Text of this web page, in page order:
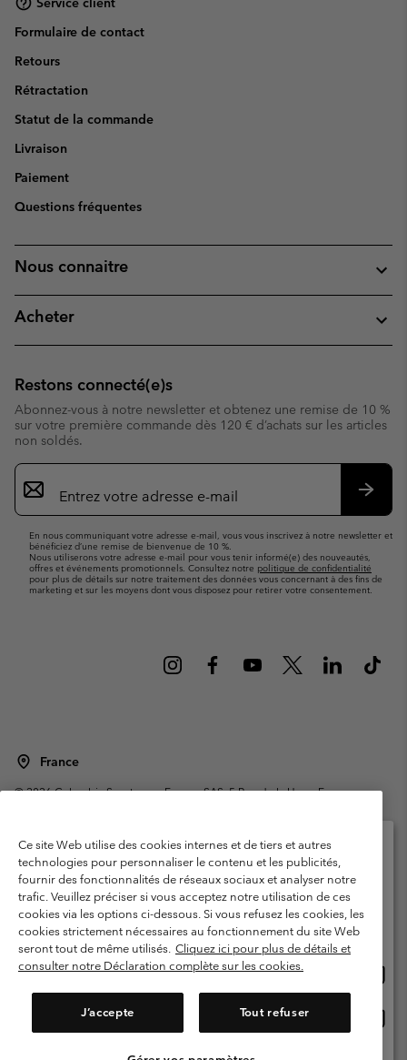
Formulaire de contact
Retours
Rétractation
Statut de la commande
Livraison
Paiement
Questions fréquentes
Nous connaitre
Acheter
Restons connecté(e)s
Abonnez-vous à notre newsletter et obtenez une remise de 10 %
sur votre première commande dès 120 € d’achats sur les articles
non soldés.
Inscription
par
e-
En nous communiquant votre adresse e-mail, vous vous inscrivez à notre newsletter et
bénéficiez d’une remise de bienvenue de 10 %.
Nous utiliserons votre adresse e-mail pour vous tenir informé(e) des nouveautés,
offres et événements promotionnels. Consultez notre politique de confidentialité
pour plus de détails sur notre traitement des données vous concernant à des fins de
marketing et sur les moyens dont vous disposez pour retirer votre consentement.
France
©2026Columbia Sportswear Europe SAS. 5 Rue de la Haye, Espace
Garanties Légales
Politique de confidentialité
Conditions d'utilisation - Membres
Conditions D'utilisation - Contenu généré par l'utilisateur
Impressum
Cookies
Public CBCR
Service client: Lun - Sam de 9h à 13h et de 14h à 18h
Ce site Web utilise des cookies internes et de tiers et autres
technologies pour personnaliser le contenu et les publicités,
fournir des fonctionnalités de réseaux sociaux et analyser notre
trafic. Veuillez préciser si vous acceptez notre utilisation de ces
cookies via les options ci-dessous. Si vous refusez les cookies, les
cookies strictement nécessaires au fonctionnement du site Web
seront tout de même utilisés. Cliquez ici pour plus de détails et
consulter notre Déclaration complète sur les cookies.
J’accepte Tout refuser
Veuillez sélectionner votre pays d’expédition et
votre langue
Achats en ligne disponibles
United States
ligne
France